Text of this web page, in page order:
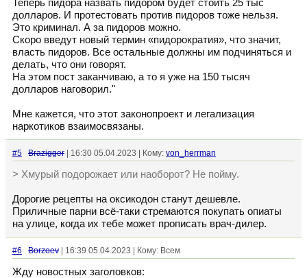
Теперь пидора назвать пидором будет стоить 25 тыс
долларов. И протестовать против пидоров тоже нельзя.
Это криминал. А за пидоров можно.
Скоро введут новый термин «пидорократия», что значит,
власть пидоров. Все остальные должны им подчиняться и
делать, что они говорят.
На этом пост заканчиваю, а то я уже на 150 тысяч
долларов наговорил."
Мне кажется, что этот законопроект и легализация
наркотиков взаимосвязаны.
#5 Brazigger | 16:30 05.04.2023 | Кому: von_herrman
> Хмурый подорожает или наоборот? Не пойму.
Дорогие рецепты на оксикодон станут дешевле.
Приличные парни всё-таки стремаются покупать опиаты
на улице, когда их тебе может прописать врач-дилер.
#6 Borzoev | 16:39 05.04.2023 | Кому: Всем
Жду новостных заголовков: